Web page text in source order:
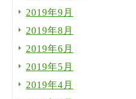
2019年9月
2019年8月
2019年6月
2019年5月
2019年4月